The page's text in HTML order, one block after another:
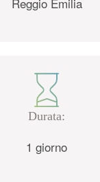
Durata:
1 giorno